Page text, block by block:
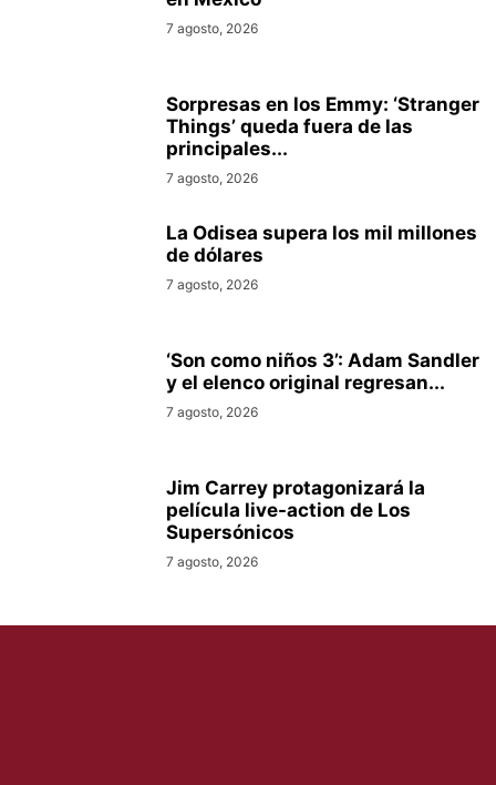
7 agosto, 2026
Sorpresas en los Emmy: ‘Stranger
Things’ queda fuera de las
principales...
7 agosto, 2026
La Odisea supera los mil millones
de dólares
7 agosto, 2026
‘Son como niños 3’: Adam Sandler
y el elenco original regresan...
7 agosto, 2026
Jim Carrey protagonizará la
película live-action de Los
Supersónicos
7 agosto, 2026